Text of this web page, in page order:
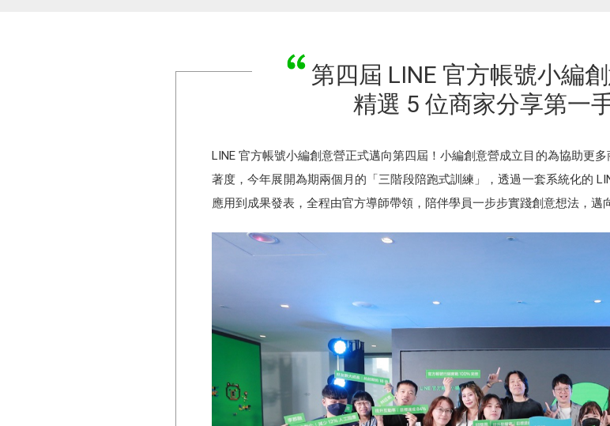
第四屆 LINE 官方帳號小編
精選 5 位商家分享第一
LINE 官方帳號小編創意營正式邁向第四屆！小編創意營成立目的為協助更
著度，今年展開為期兩個月的「三階段陪跑式訓練」，透過一套系統化的
應用到成果發表，全程由官方導師帶領，陪伴學員一步步實踐創意想法，邁